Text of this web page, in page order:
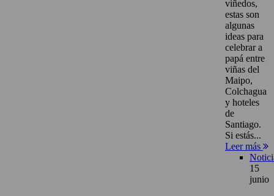
viñedos,
estas son
algunas
ideas para
celebrar a
papá entre
viñas del
Maipo,
Colchagua
y hoteles
de
Santiago.
Si estás...
Leer más
15
junio